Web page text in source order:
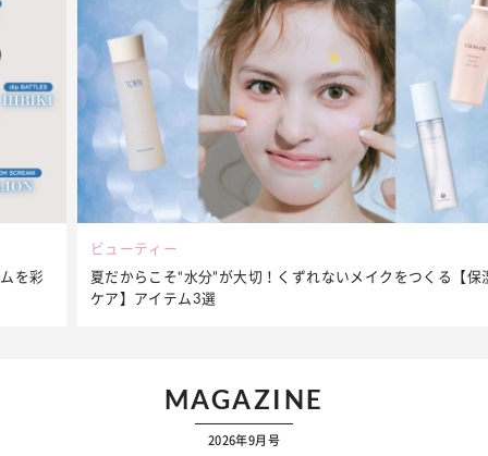
ビューティー
夏だからこそ“水分”が大切！くずれないメイクをつくる【保湿
ケア】アイテム3選
MAGAZINE
2026年9月号